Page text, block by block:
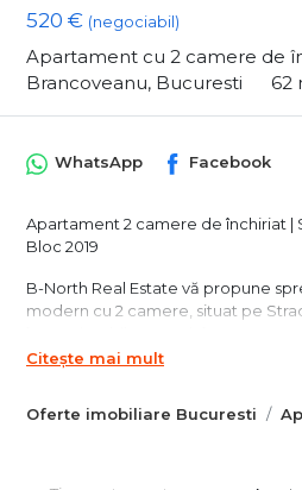
520 € (negociabil)
Apartament cu 2 camere de
Brancoveanu, Bucuresti
62
Oferte imobiliare Bucuresti
WhatsApp Facebook
Apartament 2 camere de închiriat |
Bloc 2019
B-North Real Estate vă propune
modern cu 2 camere, situat pe
este complet mobilat și utilat,
Caracteristici principale:
Bloc construit în 2019
Citește mai mult